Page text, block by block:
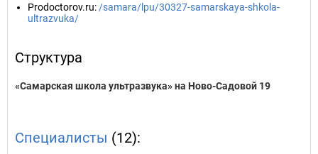
Prodoctorov.ru: /samara/lpu/30327-samarskaya-shkola-
ultrazvuka/
Структура
«Самарская школа ультразвука» на Ново-Садовой 19
Специалисты (12):